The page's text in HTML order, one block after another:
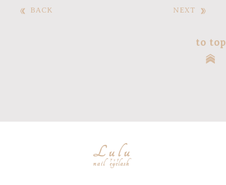
BACK NEXT
to top